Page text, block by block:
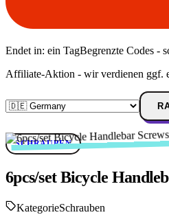
Endet in: ein TagBegrenzte Codes -
Affiliate-Aktion - wir verdienen ggf.
SCHRAUBEN
6pcs/set Bicycle
KategorieSchrauben